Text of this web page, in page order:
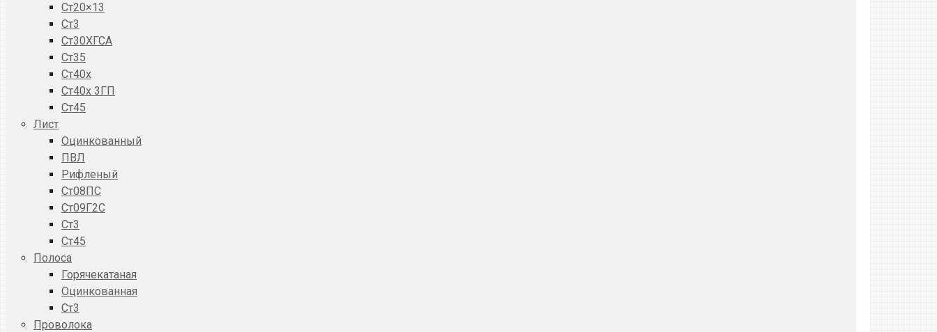
Ст20×13
Ст3
Ст30ХГСА
Ст35
Ст40х
Ст40х 3ГП
Ст45
Лист
Оцинкованный
ПВЛ
Рифленый
Ст08ПС
Ст09Г2С
Ст3
Ст45
Полоса
Горячекатаная
Оцинкованная
Ст3
Проволока